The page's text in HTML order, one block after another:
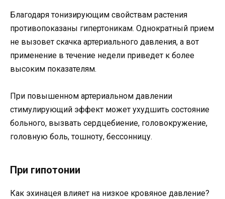
Благодаря тонизирующим свойствам растения
противопоказаны гипертоникам. Однократный прием
не вызовет скачка артериального давления, а вот
применение в течение недели приведет к более
высоким показателям.
При повышенном артериальном давлении
стимулирующий эффект может ухудшить состояние
больного, вызвать сердцебиение, головокружение,
головную боль, тошноту, бессонницу.
При гипотонии
Как эхинацея влияет на низкое кровяное давление?